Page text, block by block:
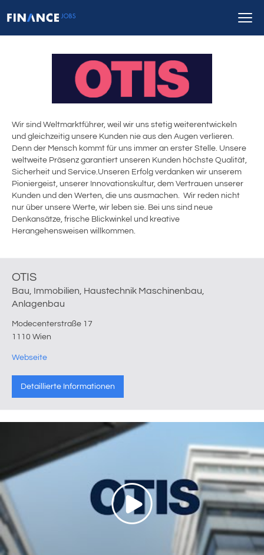
Wir sind Weltmarktführer, weil wir uns stetig weiterentwickeln
und gleichzeitig unsere Kunden nie aus den Augen verlieren.
Denn der Mensch kommt für uns immer an erster Stelle. Unsere
weltweite Präsenz garantiert unseren Kunden höchste Qualität,
Sicherheit und Service.Unseren Erfolg verdanken wir unserem
Pioniergeist, unserer Innovationskultur, dem Vertrauen unserer
Kunden und den Werten, die uns ausmachen. Wir reden nicht
nur über unsere Werte, wir leben sie. Bei uns sind neue
Denkansätze, frische Blickwinkel und kreative
Herangehensweisen willkommen.
OTIS
Bau, Immobilien, Haustechnik Maschinenbau,
Anlagenbau
Modecenterstraße 17
1110 Wien
Webseite
Detaillierte Informationen